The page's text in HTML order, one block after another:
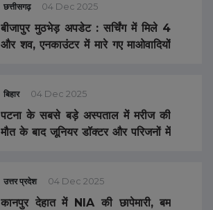
छत्तीसगढ़ 04 Dec 2025
बीजापुर मुठभेड़ अपडेट : सर्चिंग में मिले 4
और शव, एनकाउंटर में मारे गए माओवादियों
बिहार 04 Dec 2025
पटना के सबसे बड़े अस्पताल में मरीज की
मौत के बाद जूनियर डॉक्टर और परिजनों में
उत्तर प्रदेश 04 Dec 2025
कानपुर देहात में NIA की छापेमारी, बम